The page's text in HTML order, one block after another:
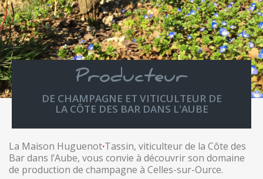
Producteur
DE CHAMPAGNE ET VITICULTEUR DE
LA CÔTE DES BAR DANS L'AUBE
La Maison Huguenot·Tassin, viticulteur de la Côte des
Bar dans l’Aube, vous convie à découvrir son domaine
de production de champagne à Celles-sur-Ource.